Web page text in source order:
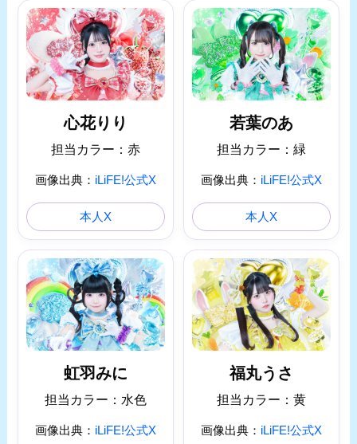
心花りり
担当カラー：赤
画像出典： iLiFE!公式X
本人X
若葉のあ
担当カラー：緑
画像出典： iLiFE!公式X
本人X
虹羽みに
担当カラー：水色
画像出典： iLiFE!公式X
福丸うさ
担当カラー：黄
画像出典： iLiFE!公式X